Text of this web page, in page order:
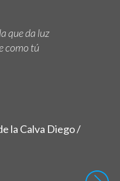
que da luz
como tú
la Calva Diego /